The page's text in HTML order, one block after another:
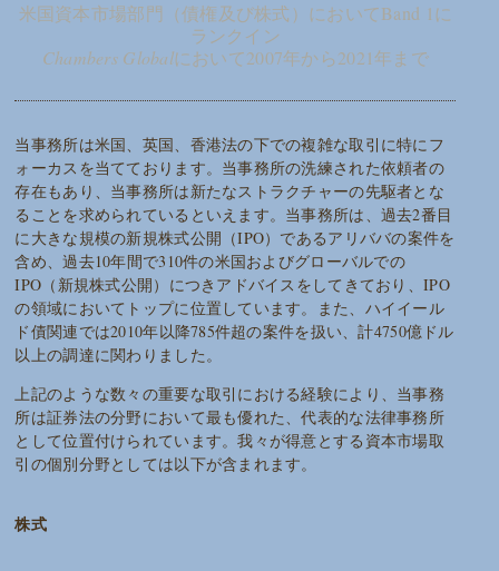
米国資本市場部門（債権及び株式）においてBand 1に
ランクイン
Chambers Globalにおいて2007年から2021年まで
当事務所は米国、英国、香港法の下での複雑な取引に特にフ
ォーカスを当てております。当事務所の洗練された依頼者の
存在もあり、当事務所は新たなストラクチャーの先駆者とな
ることを求められているといえます。当事務所は、過去2番目
に大きな規模の新規株式公開（IPO）であるアリババの案件を
含め、過去10年間で310件の米国およびグローバルでの
IPO（新規株式公開）につきアドバイスをしてきており、IPO
の領域においてトップに位置しています。また、ハイイール
ド債関連では2010年以降785件超の案件を扱い、計4750億ドル
以上の調達に関わりました。
上記のような数々の重要な取引における経験により、当事務
所は証券法の分野において最も優れた、代表的な法律事務所
として位置付けられています。我々が得意とする資本市場取
引の個別分野としては以下が含まれます。
株式